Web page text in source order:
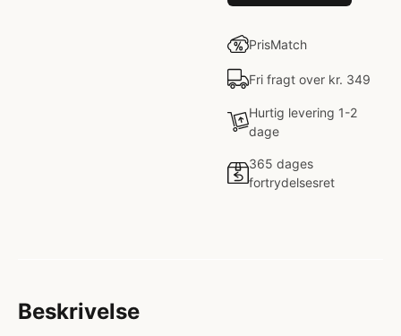
PrisMatch
Fri fragt over kr. 349
Hurtig levering 1-2
dage
365 dages
fortrydelsesret
Beskrivelse